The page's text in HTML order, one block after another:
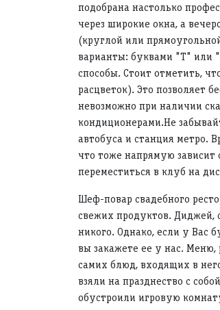
подобрана настолько
через широкие окна, а
(круглой или
варианты: буквами "Т" или
способы. Стоит отметить,
расцветок). Это позволяет
невозможно при наличии
кондиционерами.Не
автобуса и станция метро.
что тоже напрямую
переместиться в клуб на
Шеф-повар свадебного
свежих продуктов. Диджей,
никого. Однако, если у Вас
вы закажете ее у нас. Меню,
самих блюд, входящих в
взяли на празднество с
обустроили игровую